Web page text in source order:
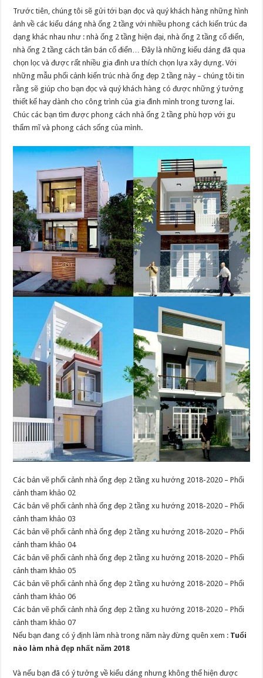
Trước tiên, chúng tôi sẽ gửi tới bạn đọc và quý khách hàng những hình
ảnh về các kiểu dáng nhà ống 2 tầng với nhiều phong cách kiến trúc đa
dạng khác nhau như : nhà ống 2 tầng hiện đại, nhà ống 2 tầng cổ điển,
nhà ống 2 tầng cách tân bán cổ điển… Đây là những kiểu dáng đã qua
chọn lọc và được rất nhiều gia đình ưa thích chọn lựa xây dựng. Với
những mẫu phối cảnh kiến trúc nhà ống đẹp 2 tầng này – chúng tôi tin
rằng sẽ giúp cho bạn đọc và quý khách hàng có được những ý tưởng
thiết kế hay dành cho công trình của gia đình mình trong tương lai.
Chúc các bạn tìm được phong cách nhà ống 2 tầng phù hợp với gu
thẩm mĩ và phong cách sống của mình.
Các bản vẽ phối cảnh nhà ống đẹp 2 tầng xu hướng 2018-2020 – Phối
cảnh tham khảo 02
Các bản vẽ phối cảnh nhà ống đẹp 2 tầng xu hướng 2018-2020 – Phối
cảnh tham khảo 03
Các bản vẽ phối cảnh nhà ống đẹp 2 tầng xu hướng 2018-2020 – Phối
cảnh tham khảo 04
Các bản vẽ phối cảnh nhà ống đẹp 2 tầng xu hướng 2018-2020 – Phối
cảnh tham khảo 05
Các bản vẽ phối cảnh nhà ống đẹp 2 tầng xu hướng 2018-2020 – Phối
cảnh tham khảo 06
Các bản vẽ phối cảnh nhà ống đẹp 2 tầng xu hướng 2018-2020 – Phối
cảnh tham khảo 07
Nếu bạn đang có ý định làm nhà trong năm này đừng quên xem : Tuổi
nào làm nhà đẹp nhất năm 2018
Và nếu bạn đã có ý tưởng về kiểu dáng nhưng không thể hiện được